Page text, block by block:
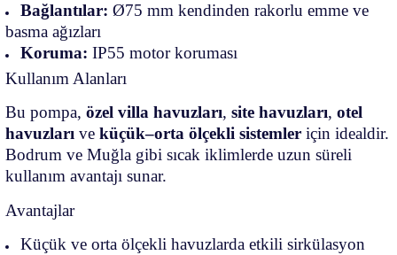
Bağlantılar: Ø75 mm kendinden rakorlu emme ve
basma ağızları
Koruma: IP55 motor koruması
Kullanım Alanları
Bu pompa, özel villa havuzları, site havuzları, otel
havuzları ve küçük–orta ölçekli sistemler için idealdir.
Bodrum ve Muğla gibi sıcak iklimlerde uzun süreli
kullanım avantajı sunar.
Avantajlar
Küçük ve orta ölçekli havuzlarda etkili sirkülasyon